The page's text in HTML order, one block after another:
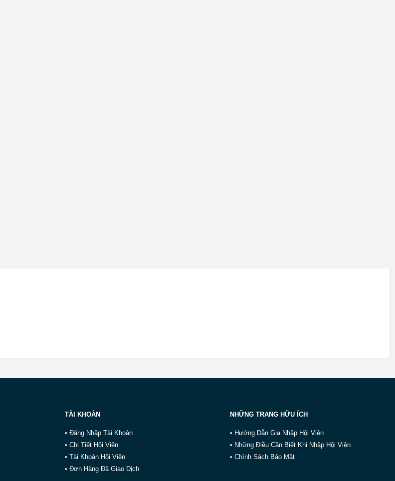
TÀI KHOẢN
• Đăng Nhập Tài Khoản
• Chi Tiết Hội Viên
• Tài Khoản Hội Viên
• Đơn Hàng Đã Giao Dịch
NHỮNG TRANG HỮU ÍCH
• Hướng Dẫn Gia Nhập Hội Viên
• Những Điều Cần Biết Khi Nhập Hội Viên
• Chính Sách Bảo Mật